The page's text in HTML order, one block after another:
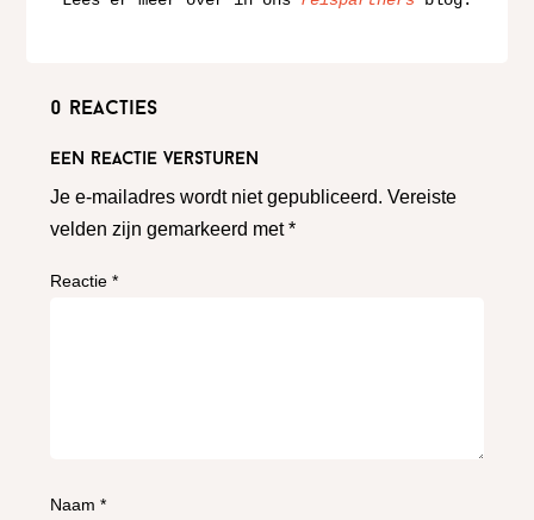
0 reacties
Een reactie versturen
Je e-mailadres wordt niet gepubliceerd. Vereiste
velden zijn gemarkeerd met*
Reactie*
Naam*